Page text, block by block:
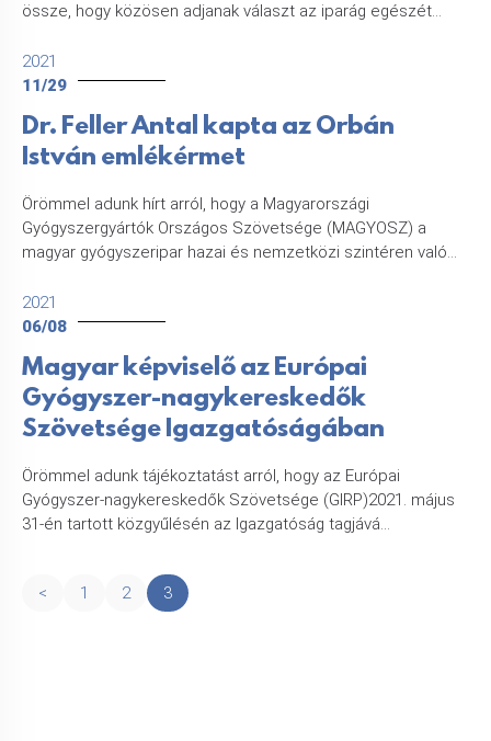
össze, hogy közösen adjanak választ az iparág egészét...
2021
11/29
Dr. Feller Antal kapta az Orbán
István emlékérmet
Örömmel adunk hírt arról, hogy a Magyarországi
Gyógyszergyártók Országos Szövetsége (MAGYOSZ) a
magyar gyógyszeripar hazai és nemzetközi szintéren való...
2021
06/08
Magyar képviselő az Európai
Gyógyszer-nagykereskedők
Szövetsége Igazgatóságában
Örömmel adunk tájékoztatást arról, hogy az Európai
Gyógyszer-nagykereskedők Szövetsége (GIRP)2021. május
31-én tartott közgyűlésén az Igazgatóság tagjává...
< 1 2 3